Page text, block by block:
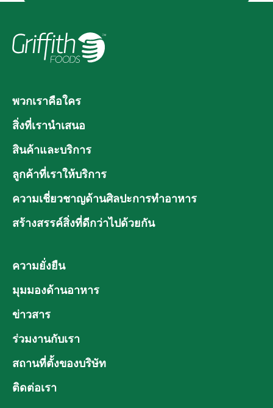
พวกเราคือใคร
สิ่งที่เรานำเสนอ
สินค้าและบริการ
ลูกค้าที่เราให้บริการ
ความเชี่ยวชาญด้านศิลปะการทำอาหาร
สร้างสรรค์สิ่งที่ดีกว่าไปด้วยกัน
ความยั่งยืน
มุมมองด้านอาหาร
ข่าวสาร
ร่วมงานกับเรา
สถานที่ตั้งของบริษัท
ติดต่อเรา